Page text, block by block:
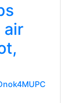
air